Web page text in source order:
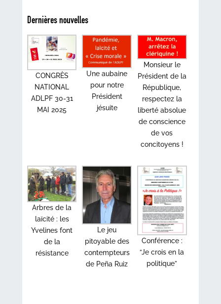
Dernières nouvelles
CONGRÈS
NATIONAL
ADLPF 30-31
MAI 2025
Une aubaine
pour notre
Président
jésuite
Monsieur le
Président de la
République,
respectez la
liberté absolue
de conscience
de vos
concitoyens !
Arbres de la
laïcité : les
Yvelines font
de la
résistance
Le jeu
pitoyable des
contempteurs
de Peña Ruiz
Conférence :
“Je crois en la
politique”